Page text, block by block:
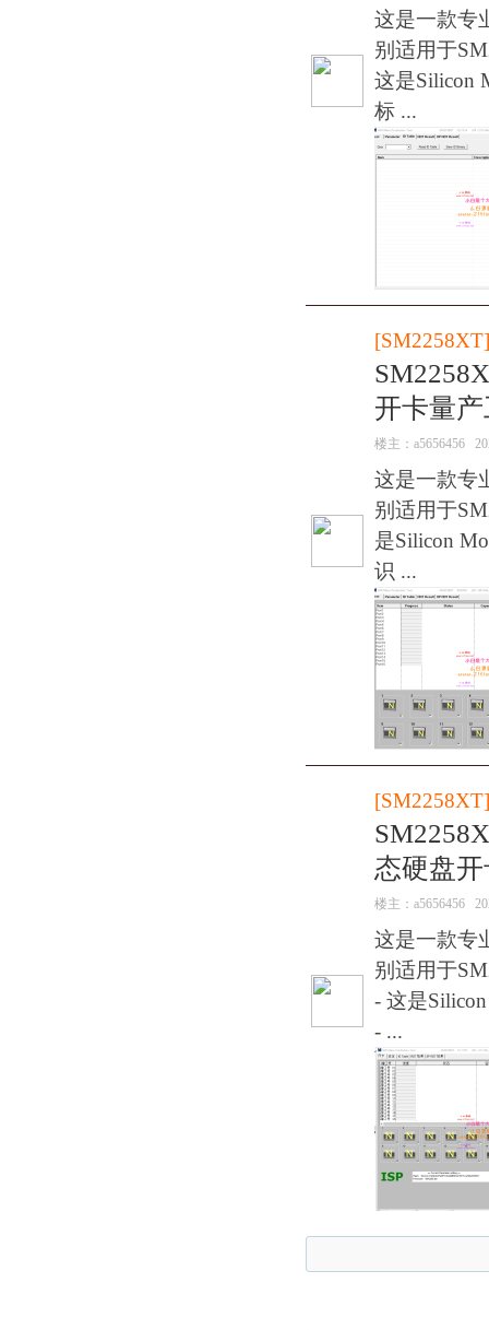
这是一款专
别适用于
这是Silicon
标 ...
[SM2258XT]
开卡量
楼主： a5656456
这是一款专
别适用于
是Silicon
识 ...
[SM2258XT]
态硬盘
楼主： a5656456
这是一款专
别适用于
- 这是
- ...